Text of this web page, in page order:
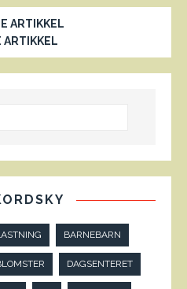
ARTIKKEL
ARTIKKEL
BARNEBARN
DAGSENTERET